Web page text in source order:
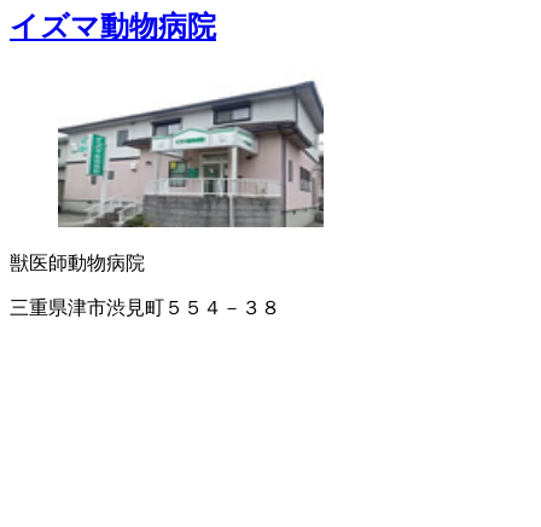
イズマ動物病院
獣医師動物病院
三重県津市渋見町５５４－３８